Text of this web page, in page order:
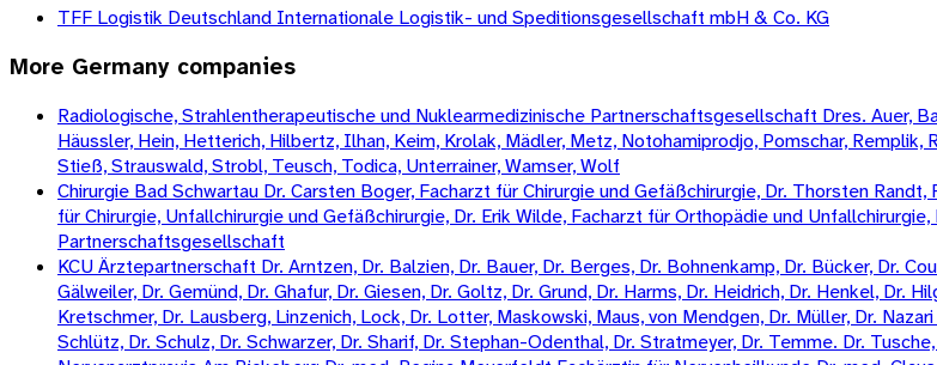
TFF Logistik Deutschland Internationale Logistik- und Speditionsgesellschaft mbH & Co. KG
More Germany companies
Radiologische, Strahlentherapeutische und Nuklearmedizinische Partnerschaftsgesellschaft Dres. Auer,
Häussler, Hein, Hetterich, Hilbertz, Ilhan, Keim, Krolak, Mädler, Metz, Notohamiprodjo, Pomschar,
Stieß, Strauswald, Strobl, Teusch, Todica, Unterrainer, Wamser, Wolf
Chirurgie Bad Schwartau Dr. Carsten Boger, Facharzt für Chirurgie und Gefäßchirurgie, Dr. Thorsten
für Chirurgie, Unfallchirurgie und Gefäßchirurgie, Dr. Erik Wilde, Facharzt für Orthopädie und
Partnerschaftsgesellschaft
KCU Ärztepartnerschaft Dr. Arntzen, Dr. Balzien, Dr. Bauer, Dr. Berges, Dr. Bohnenkamp, Dr. Bücker, Dr.
Gälweiler, Dr. Gemünd, Dr. Ghafur, Dr. Giesen, Dr. Goltz, Dr. Grund, Dr. Harms, Dr. Heidrich, Dr. Henkel, Dr.
Kretschmer, Dr. Lausberg, Linzenich, Lock, Dr. Lotter, Maskowski, Maus, von Mendgen, Dr. Müller, Dr.
Schlütz, Dr. Schulz, Dr. Schwarzer, Dr. Sharif, Dr. Stephan-Odenthal, Dr. Stratmeyer, Dr. Temme. Dr.